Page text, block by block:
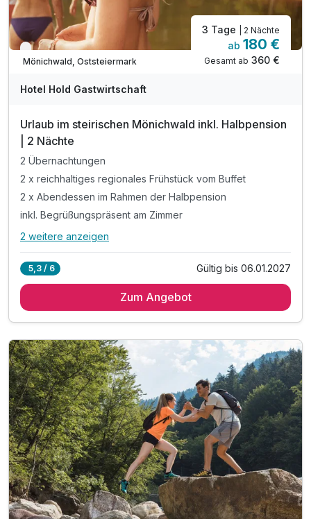
Verfügbar bis Januar
Mönichwald, Oststeiermark
3 Tage | 2 Nächte
ab 180 €
Gesamt ab 360 €
Hotel Hold Gastwirtschaft
Urlaub im steirischen Mönichwald inkl. Halbpension
| 2 Nächte
2 Übernachtungen
2 x reichhaltiges regionales Frühstück vom Buffet
2 x Abendessen im Rahmen der Halbpension
inkl. Begrüßungspräsent am Zimmer
Alle Inklusivleistungen
2 x reichhaltiges regionales Frühstück vom Buffet
inkl. GenussCard - der Mehrwert für Ihren Urlaub!*
inkl. Parkplatz und WLAN-Nutzung
2 weitere anzeigen
5,3 / 6 Gültig bis 06.01.2027
Zum Angebot